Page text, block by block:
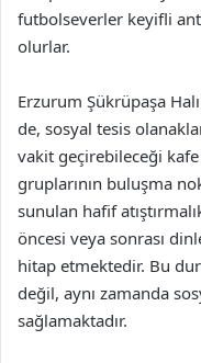
futbolseverler keyifli
olurlar.
Erzurum Şükrüpaşa
de, sosyal tesis
vakit geçirebileceği
gruplarının buluşma
sunulan hafif
öncesi veya sonrası
hitap etmektedir. Bu
değil, aynı zamanda
sağlamaktadır.